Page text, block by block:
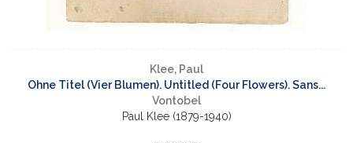
Klee, Paul
Ohne Titel (Vier Blumen). Untitled (Four Flowers). Sans...
Vontobel
Paul Klee (1879-1940)